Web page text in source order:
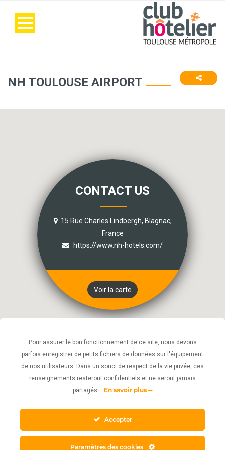
NH TOULOUSE AIRPORT
CONTACT US
15 Rue Charles Lindbergh, Blagnac,
France
https://www.nh-hotels.com/
Voir la carte
Pour assurer le bon fonctionnement de ce site, nous devons
parfois enregistrer de petits fichiers de données sur l'équipement
de nos utilisateurs. Dans un souci de respect de la vie privée, ces
renseignements resteront confidentiels et ne seront jamais
partagés.
En savoir plus
Accepter
Paramètres des cookies